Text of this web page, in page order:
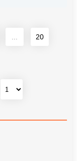
... 20